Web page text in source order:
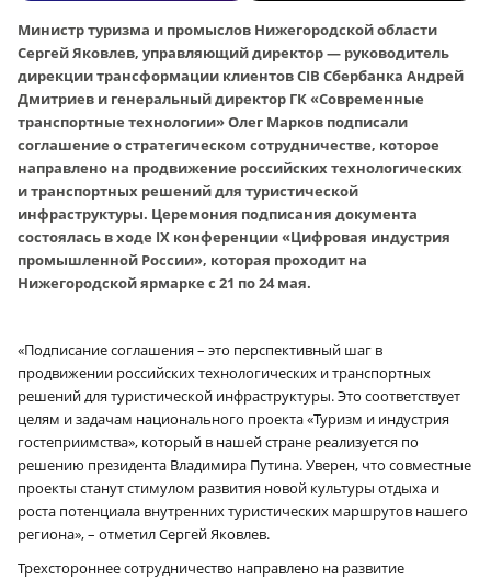
Министр туризма и промыслов Нижегородской области
Сергей Яковлев, управляющий директор — руководитель
дирекции трансформации клиентов CIB Сбербанка Андрей
Дмитриев и генеральный директор ГК «Современные
транспортные технологии» Олег Марков подписали
соглашение о стратегическом сотрудничестве, которое
направлено на продвижение российских технологических
и транспортных решений для туристической
инфраструктуры. Церемония подписания документа
состоялась в ходе IX конференции «Цифровая индустрия
промышленной России», которая проходит на
Нижегородской ярмарке с 21 по 24 мая.
«Подписание соглашения – это перспективный шаг в
продвижении российских технологических и транспортных
решений для туристической инфраструктуры. Это соответствует
целям и задачам национального проекта «Туризм и индустрия
гостеприимства», который в нашей стране реализуется по
решению президента Владимира Путина. Уверен, что совместные
проекты станут стимулом развития новой культуры отдыха и
роста потенциала внутренних туристических маршрутов нашего
региона», – отметил Сергей Яковлев.
Трехстороннее сотрудничество направлено на развитие